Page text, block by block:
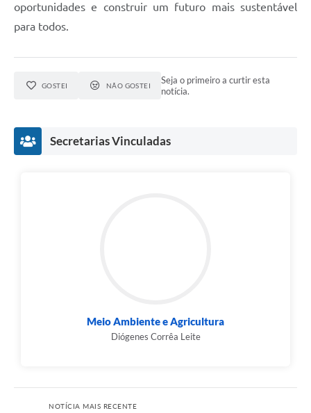
oportunidades e construir um futuro mais sustentável
para todos.
GOSTEI NÃO GOSTEI
Seja o primeiro a curtir esta
notícia.
Secretarias Vinculadas
Meio Ambiente e Agricultura
Diógenes Corrêa Leite
NOTÍCIA MAIS RECENTE